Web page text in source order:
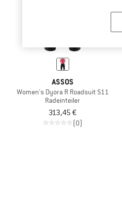
ASSOS
Women's Dyora R Roadsuit S11
Radeinteiler
313,45 €
(0)